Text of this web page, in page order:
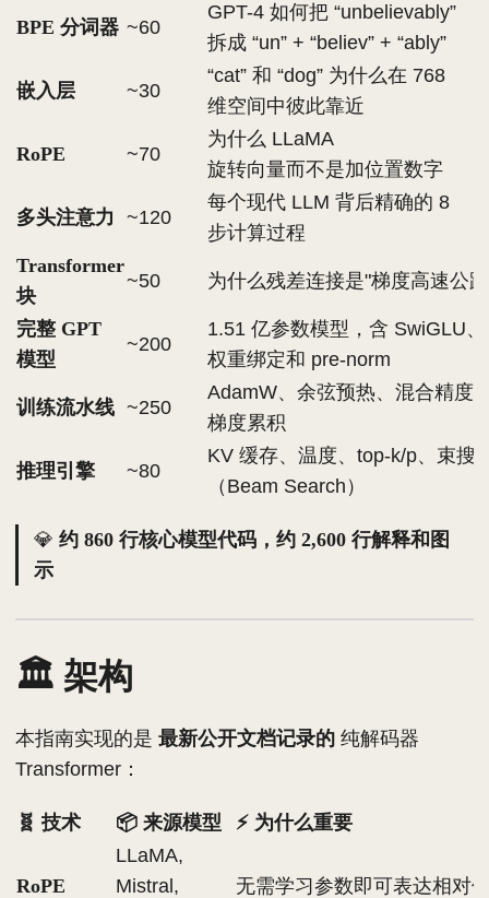
BPE 分词器 ~60
GPT-4 如何把 “unbelievably”
拆成 “un” + “believ” + “ably”
嵌入层 ~30
“cat” 和 “dog” 为什么在 768
维空间中彼此靠近
RoPE ~70
为什么 LLaMA
旋转向量而不是加位置数字
多头注意力 ~120
每个现代 LLM 背后精确的 8
步计算过程
Transformer
块
~50 为什么残差连接是"梯度高速公
完整 GPT
模型
~200
1.51 亿参数模型，含 SwiGLU、
权重绑定和 pre-norm
训练流水线 ~250
AdamW、余弦预热、混合精度
梯度累积
推理引擎 ~80
KV 缓存、温度、top-k/p、束搜
（Beam Search）
💎 约 860 行核心模型代码，约 2,600 行解释和图
示
🏛️ 架构
本指南实现的是 最新公开文档记录的 纯解码器
Transformer：
🧬 技术 📦 来源模型 ⚡ 为什么重要
RoPE
LLaMA,
Mistral,
无需学习参数即可表达相对